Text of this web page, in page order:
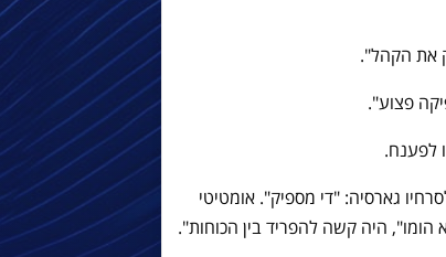
את הקהל".
פצוע".
לפענח.
גארסיה: "די מספיק". אומטיטי
היה קשה להפריד בין הכוחות".